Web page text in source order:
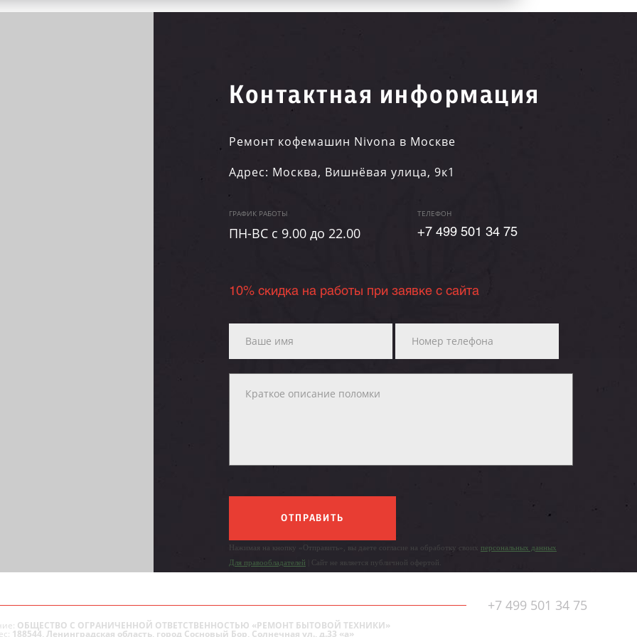
Контактная информация
Ремонт кофемашин Nivona в Москве
Адрес: Москва, Вишнёвая улица, 9к1
ГРАФИК РАБОТЫ
ПН-ВC c 9.00 до 22.00
ТЕЛЕФОН
+7 499 501 34 75
10% скидка на работы при заявке с сайта
ОТПРАВИТЬ
Нажимая на кнопку «Отправить», вы даете согласие на обработку своих персональных данных
Для правообладателей | Сайт не является публичной офертой.
+7 499 501 34 75
ОБЩЕСТВО С ОГРАНИЧЕННОЙ ОТВЕТСТВЕННОСТЬЮ «РЕМОНТ БЫТОВОЙ ТЕХНИКИ»
188544, Ленинградская область, город Сосновый Бор, Солнечная ул., д.33 «а»